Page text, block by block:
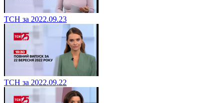
ТСН за 2022.09.23
ТСН за 2022.09.22